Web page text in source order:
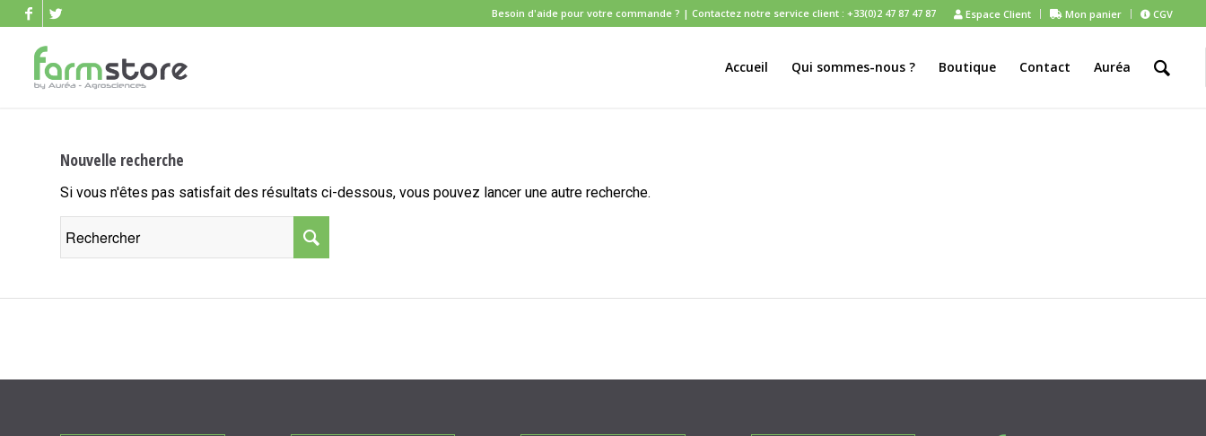
Espace Client Mon panier CGV
Besoin d'aide pour votre commande ? | Contactez notre service client : +33(0)2 47 87 47 87
Accueil Qui sommes-nous ? Boutique Contact Auréa
Nouvelle recherche
Si vous n'êtes pas satisfait des résultats ci-dessous, vous pouvez lancer une autre recherche.